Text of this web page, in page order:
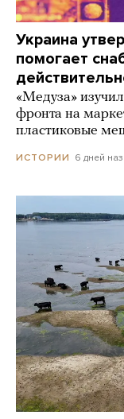
Украина
помогает
«Медуза»
фронта на
пластиковые
ИСТОРИИ 6 дней